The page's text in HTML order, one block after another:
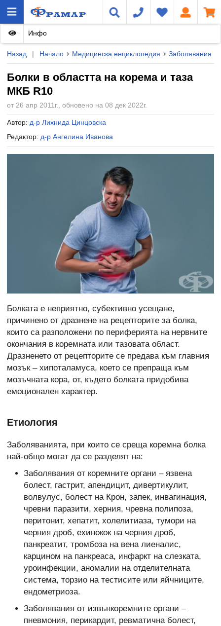
Назад | Начало Медицинска енциклопедия Заболявания
Болки в областта на корема и таза
МКБ R10
от 26 апр 2011г., обновено на 08 дек 2022г.
Автор: д-р Лихнида Цинцовска
Редактор: д-р Ангелина Иванова
Инфо
Болката е неприятно, субективно усещане,
причинено от дразнене на рецепторите за болка,
които са разположени по периферията на нервните
окончания в коремната или тазовата област.
Дразненето от рецепторите се предава към главния
мозък – хипоталамуса, което се препраща към
мозъчната кора, от, където болката придобива
емоционален характер.
Етиология
Заболяванията, при които се среща коремна болка
най-общо могат да се разделят на:
Заболявания от коремните органи – язвена
болест, гастрит, апендицит, дивертикулит,
волвулус, болест на Крон, запек, инвагинация,
чревни паразити, херния, чревна полипоза,
перитонит, хепатит, холелитиаза, тумори на
черния дроб, ехинокок на черния дроб,
панкреатит, тромбоза на вена лиеналис,
карцином на панкреаса, инфаркт на слезката,
уроинфекции, аномалии на отделителната
система, торзио на тестисите или яйчниците,
ендометриоза.
Заболявания от извънкоремните органи –
пневмония, перикардит, ревматична болест,